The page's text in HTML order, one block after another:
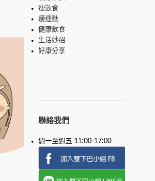
瘦飲食
瘦運動
健康飲食
生活妙招
好康分享
聯絡我們
週一至週五 11:00-17:00